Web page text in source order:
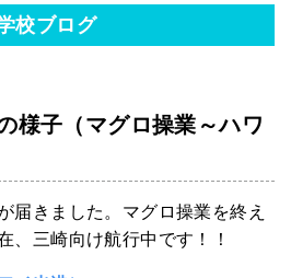
校ブログ
子（マグロ操業～ハワ
届きました。マグロ操業を終え
、三崎向け航行中です！！